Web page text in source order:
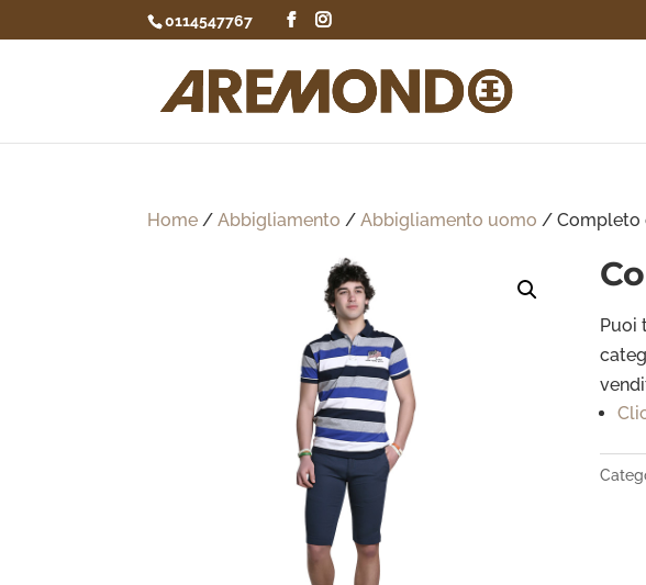
0114547767
Home /Abbigliamento /Abbigliamento uomo / Completo
Puoi